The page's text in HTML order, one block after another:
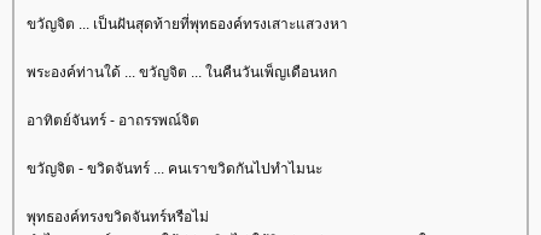
ขวัญจิต ... เป็นฝันสุดท้ายที่พุทธองค์ทรงเสาะแสวงหา
พระองค์ท่านใด้ ... ขวัญจิต ... ในคืนวันเพ็ญเดือนหก
อาทิตย์จันทร์ - อาถรรพณ์จิต
ขวัญจิต - ขวิดจันทร์ ... คนเราขวิดกันไปทำไมนะ
พุทธองค์ทรงขวิดจันทร์หรือไม่